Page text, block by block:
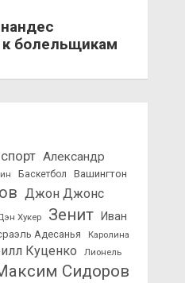
к болельщикам
Александр
Баскетбол
Вашингтон
Джон Джонс
Хукер Зенит
Иван
Адесанья
Каролина
Куценко
Лионель
Сидоров